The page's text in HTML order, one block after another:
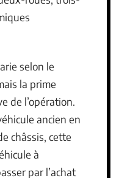
selon le
la prime
de l’opération.
ancien en
châssis, cette
à
par l’achat